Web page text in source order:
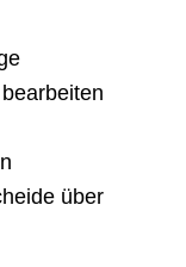
über